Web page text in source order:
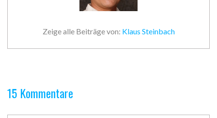
Zeige alle Beiträge von: Klaus Steinbach
15 Kommentare